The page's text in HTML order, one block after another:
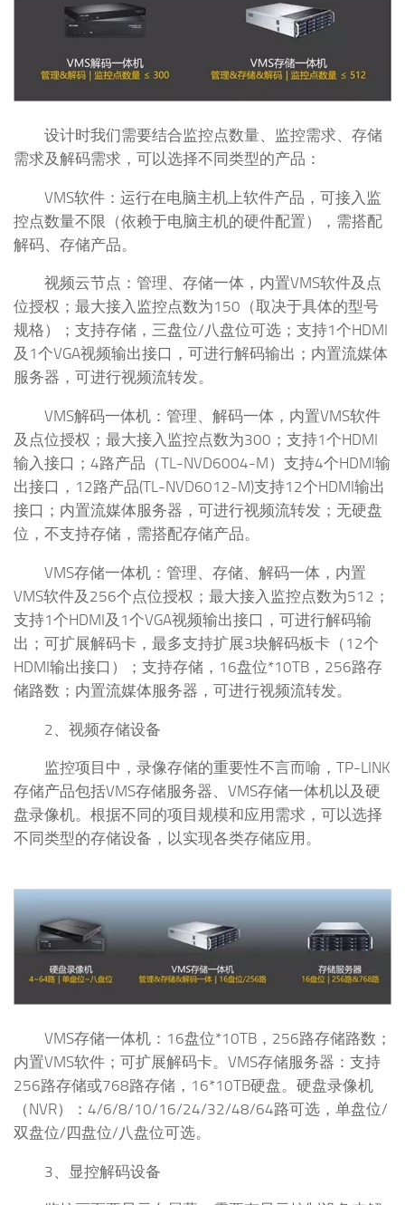
设计时我们需要结合监控点数量、监控需求、存储
需求及解码需求，可以选择不同类型的产品：
VMS软件：运行在电脑主机上软件产品，可接入监
控点数量不限（依赖于电脑主机的硬件配置），需搭配
解码、存储产品。
视频云节点：管理、存储一体，内置VMS软件及点
位授权；最大接入监控点数为150（取决于具体的型号
规格）；支持存储，三盘位/八盘位可选；支持1个HDMI
及1个VGA视频输出接口，可进行解码输出；内置流媒体
服务器，可进行视频流转发。
VMS解码一体机：管理、解码一体，内置VMS软件
及点位授权；最大接入监控点数为300；支持1个HDMI
输入接口；4路产品（TL-NVD6004-M）支持4个HDMI输
出接口，12路产品(TL-NVD6012-M)支持12个HDMI输出
接口；内置流媒体服务器，可进行视频流转发；无硬盘
位，不支持存储，需搭配存储产品。
VMS存储一体机：管理、存储、解码一体，内置
VMS软件及256个点位授权；最大接入监控点数为512；
支持1个HDMI及1个VGA视频输出接口，可进行解码输
出；可扩展解码卡，最多支持扩展3块解码板卡（12个
HDMI输出接口）；支持存储，16盘位*10TB，256路存
储路数；内置流媒体服务器，可进行视频流转发。
2、视频存储设备
监控项目中，录像存储的重要性不言而喻，TP-LINK
存储产品包括VMS存储服务器、VMS存储一体机以及硬
盘录像机。根据不同的项目规模和应用需求，可以选择
不同类型的存储设备，以实现各类存储应用。
VMS存储一体机：16盘位*10TB，256路存储路数；
内置VMS软件；可扩展解码卡。VMS存储服务器：支持
256路存储或768路存储，16*10TB硬盘。硬盘录像机
（NVR）：4/6/8/10/16/24/32/48/64路可选，单盘位/
双盘位/四盘位/八盘位可选。
3、显控解码设备